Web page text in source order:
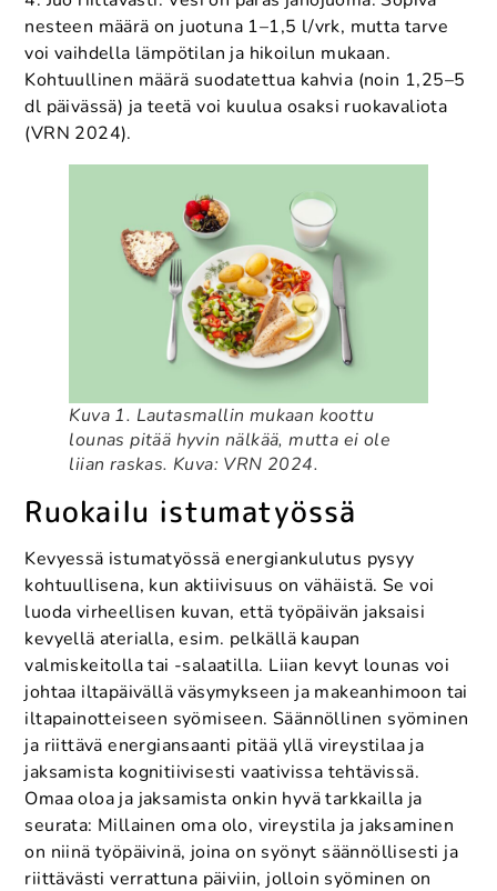
nesteen määrä on juotuna 1–1,5 l/vrk, mutta tarve
voi vaihdella lämpötilan ja hikoilun mukaan.
Kohtuullinen määrä suodatettua kahvia (noin 1,25–5
dl päivässä) ja teetä voi kuulua osaksi ruokavaliota
(VRN 2024).
Kuva 1. Lautasmallin mukaan koottu
lounas pitää hyvin nälkää, mutta ei ole
liian raskas. Kuva: VRN 2024.
Ruokailu istumatyössä
Kevyessä istumatyössä energiankulutus pysyy
kohtuullisena, kun aktiivisuus on vähäistä. Se voi
luoda virheellisen kuvan, että työpäivän jaksaisi
kevyellä aterialla, esim. pelkällä kaupan
valmiskeitolla tai -salaatilla. Liian kevyt lounas voi
johtaa iltapäivällä väsymykseen ja makeanhimoon tai
iltapainotteiseen syömiseen. Säännöllinen syöminen
ja riittävä energiansaanti pitää yllä vireystilaa ja
jaksamista kognitiivisesti vaativissa tehtävissä.
Omaa oloa ja jaksamista onkin hyvä tarkkailla ja
seurata: Millainen oma olo, vireystila ja jaksaminen
on niinä työpäivinä, joina on syönyt säännöllisesti ja
riittävästi verrattuna päiviin, jolloin syöminen on